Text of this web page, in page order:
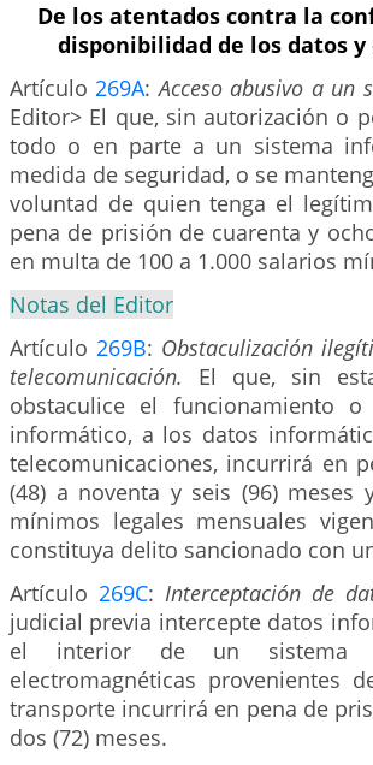
De los atentados contra la
disponibilidad de los datos
Artículo269A:Acceso abusivo a un
Editor> El que, sin autorización o
todo o en parte a un sistema
medida de seguridad, o se
voluntad de quien tenga el
pena de prisión de cuarenta y
en multa de 100 a 1.000 salarios
Notas del Editor
Artículo 269B: Obstaculización
telecomunicación. El que, sin
obstaculice el funcionamiento
informático, a los datos
telecomunicaciones, incurrirá en
(48) a noventa y seis (96)
mínimos legales mensuales
constituya delito sancionado con
Artículo 269C: Interceptación de
judicial previa intercepte datos
el interior de un sistema
electromagnéticas provenientes
transporte incurrirá en pena de
dos (72) meses.